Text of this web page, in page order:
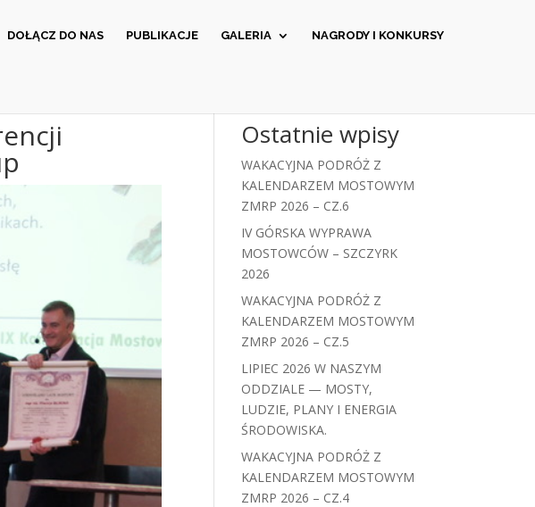
DOŁĄCZ DO NAS PUBLIKACJE GALERIA NAGRODY I KONKURSY
Ostatnie wpisy
WAKACYJNA PODRÓŻ Z
KALENDARZEM MOSTOWYM
ZMRP 2026 – CZ.6
IV GÓRSKA WYPRAWA
MOSTOWCÓW – SZCZYRK
2026
WAKACYJNA PODRÓŻ Z
KALENDARZEM MOSTOWYM
ZMRP 2026 – CZ.5
LIPIEC 2026 W NASZYM
ODDZIALE — MOSTY,
LUDZIE, PLANY I ENERGIA
ŚRODOWISKA.
WAKACYJNA PODRÓŻ Z
KALENDARZEM MOSTOWYM
ZMRP 2026 – CZ.4